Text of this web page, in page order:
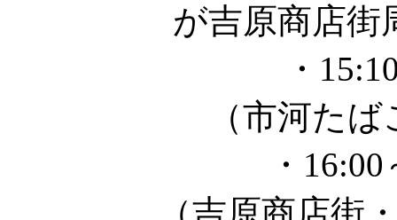
が吉原商店街
・
（市河たば
・